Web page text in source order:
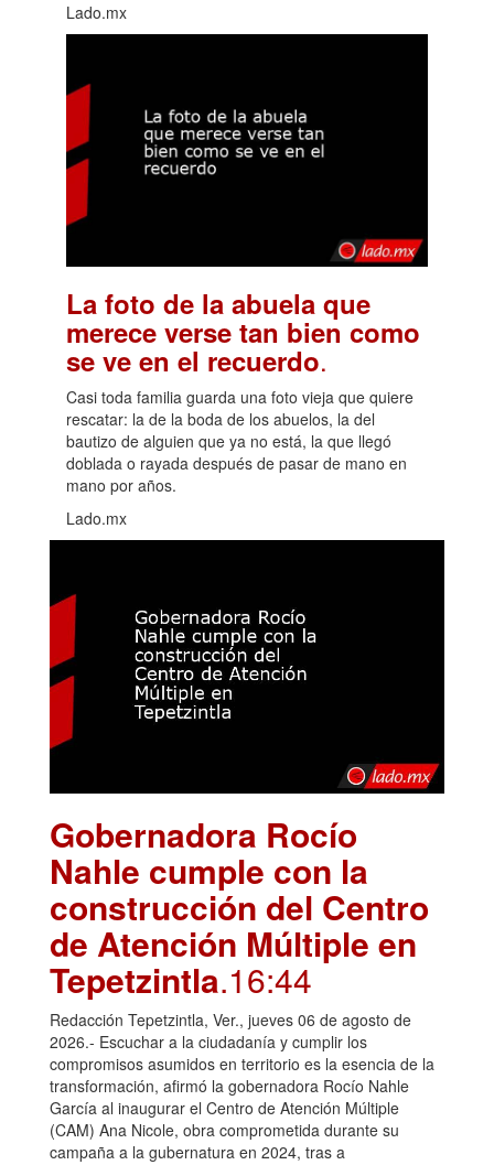
Lado.mx
La foto de la abuela que
merece verse tan bien como
se ve en el recuerdo.
Casi toda familia guarda una foto vieja que quiere
rescatar: la de la boda de los abuelos, la del
bautizo de alguien que ya no está, la que llegó
doblada o rayada después de pasar de mano en
mano por años.
Lado.mx
Gobernadora Rocío
Nahle cumple con la
construcción del Centro
de Atención Múltiple en
Tepetzintla.16:44
Redacción Tepetzintla, Ver., jueves 06 de agosto de
2026.- Escuchar a la ciudadanía y cumplir los
compromisos asumidos en territorio es la esencia de la
transformación, afirmó la gobernadora Rocío Nahle
García al inaugurar el Centro de Atención Múltiple
(CAM) Ana Nicole, obra comprometida durante su
campaña a la gubernatura en 2024, tras a